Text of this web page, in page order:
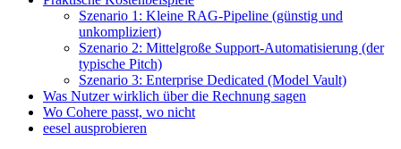
Szenario 1: Kleine RAG-Pipeline (günstig und
unkompliziert)
Szenario 2: Mittelgroße Support-Automatisierung (der
typische Pitch)
Szenario 3: Enterprise Dedicated (Model Vault)
Was Nutzer wirklich über die Rechnung sagen
Wo Cohere passt, wo nicht
eesel ausprobieren